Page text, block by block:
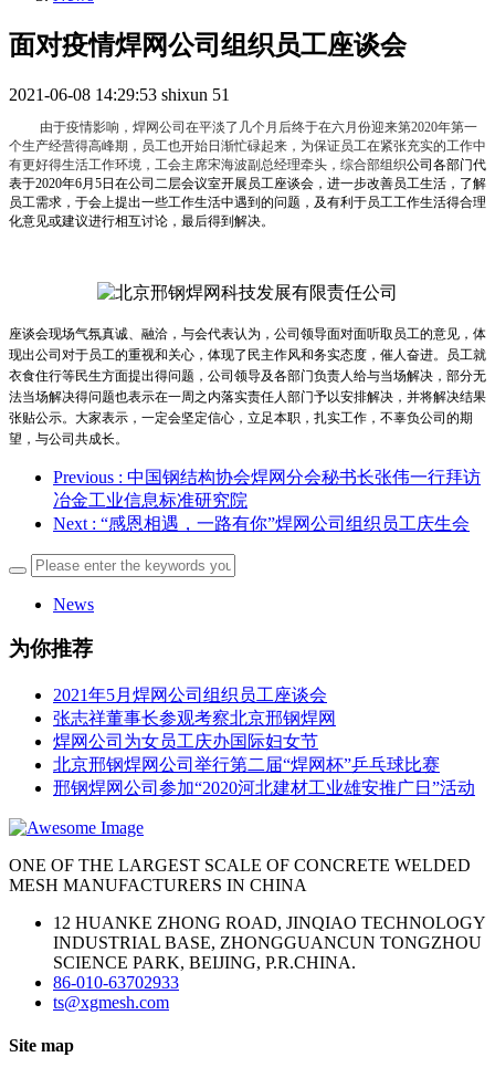
面对疫情焊网公司组织员工座谈会
2021-06-08 14:29:53 shixun 51
由于疫情影响，焊网公司在平淡了几个月后终于在六月份迎来第2020年第一
个生产经营得高峰期，员工也开始日渐忙碌起来，为保证员工在紧张充实的工作中
有更好得生活工作环境，工会主席宋海波副总经理牵头，综合部组织公司各部门代
表于2020年6月5日在公司二层会议室开展员工座谈会，进一步改善员工生活，了解
员工需求，于会上提出一些工作生活中遇到的问题，及有利于员工工作生活得合理
化意见或建议进行相互讨论，最后得到解决。
座谈会现场气氛真诚、融洽，与会代表认为，公司领导面对面听取员工的意见，体
现出公司对于员工的重视和关心，体现了民主作风和务实态度，催人奋进。员工就
衣食住行等民生方面提出得问题，公司领导及各部门负责人给与当场解决，部分无
法当场解决得问题也表示在一周之内落实责任人部门予以安排解决，并将解决结果
张贴公示。大家表示，一定会坚定信心，立足本职，扎实工作，不辜负公司的期
望，与公司共成长。
Previous : 中国钢结构协会焊网分会秘书长张伟一行拜访
冶金工业信息标准研究院
Next : “感恩相遇，一路有你”焊网公司组织员工庆生会
News
为你推荐
2021年5月焊网公司组织员工座谈会
张志祥董事长参观考察北京邢钢焊网
焊网公司为女员工庆办国际妇女节
北京邢钢焊网公司举行第二届“焊网杯”乒乓球比赛
邢钢焊网公司参加“2020河北建材工业雄安推广日”活动
ONE OF THE LARGEST SCALE OF CONCRETE WELDED
MESH MANUFACTURERS IN CHINA
12 HUANKE ZHONG ROAD, JINQIAO TECHNOLOGY
INDUSTRIAL BASE, ZHONGGUANCUN TONGZHOU
SCIENCE PARK, BEIJING, P.R.CHINA.
86-010-63702933
ts@xgmesh.com
Site map